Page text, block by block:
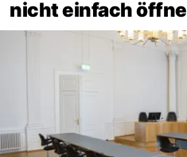
nicht einfach